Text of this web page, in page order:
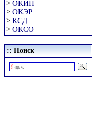
> ОКИН
> ОКЭР
> КСД
> ОКСО
:: Поиск